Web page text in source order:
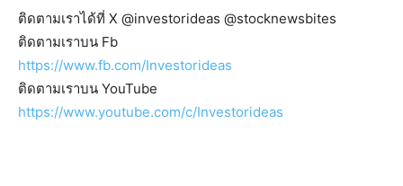
ติดตามเราได้ที่ X @investorideas @stocknewsbites
ติดตามเราบน Fb
https://www.fb.com/Investorideas
ติดตามเราบน YouTube
https://www.youtube.com/c/Investorideas